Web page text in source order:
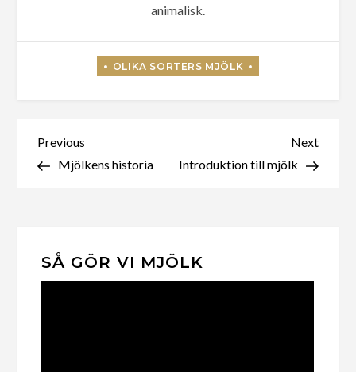
animalisk.
Inläggsnavigering
Previous
Post
Previous
Mjölkens historia
Next
Post
Next
Introduktion till mjölk
SÅ GÖR VI MJÖLK